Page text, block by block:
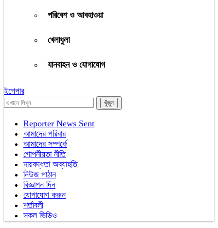
পরিবেশ ও আবহাওয়া
খেলাধুলা
যানবাহন ও যোগাযোগ
ইপেপার
Reporter News Sent
আমাদের পরিবার
আমাদের সম্পর্কে
গোপনীয়তা নীতি
দায়বদ্ধতা অব্যাহতি
নিউজ পাঠান
বিজ্ঞাপন দিন
যোগাযোগ করুন
শর্তাবলী
সকল ভিডিও